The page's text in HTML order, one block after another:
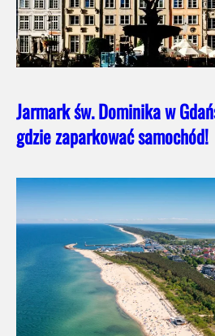
Jarmark św. Dominika w
gdzie zaparkować samochód!